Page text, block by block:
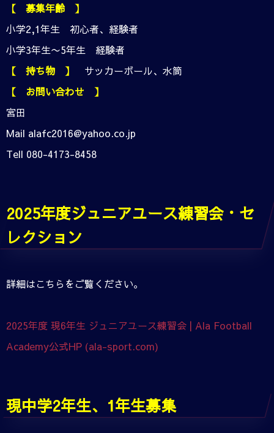
【 募集年齢 】
小学2,1年生 初心者、経験者
小学3年生〜5年生 経験者
【 持ち物 】 サッカーボール、水筒
【 お問い合わせ 】
宮田
Mail alafc2016@yahoo.co.jp
Tell 080-4173-8458
2025年度ジュニアユース練習会・セ
レクション
詳細はこちらをご覧ください。
2025年度 現6年生 ジュニアユース練習会 | Ala Football
Academy公式HP (ala-sport.com)
現中学2年生、1年生募集